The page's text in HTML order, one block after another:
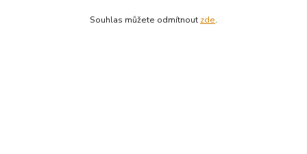
Souhlas můžete odmítnout zde.